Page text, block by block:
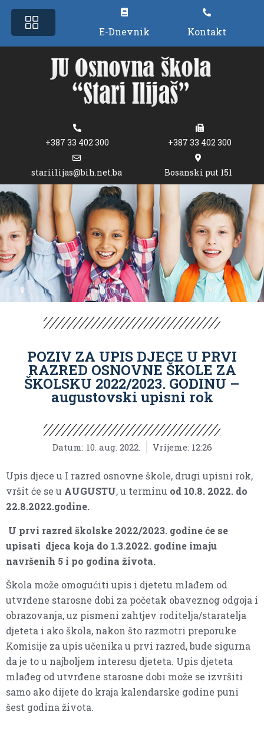
E-Dnevnik Kontakt
+387 33 402 300 +387 33 402 300
stariilijas@bih.net.ba Bosanski put 151
POZIV ZA UPIS DJECE U PRVI
RAZRED OSNOVNE ŠKOLE ZA
ŠKOLSKU 2022/2023. GODINU –
augustovski upisni rok
Datum: 10. aug. 2022. Vrijeme: 12:26
Upis djece u I razred osnovne škole, drugi upisni rok,
vršit će se u AUGUSTU, u terminu od 10.8. 2022. do
22.8.2022.godine.
U prvi razred školske 2022/2023. godine će se
upisati djeca koja do 1.3.2022. godine imaju
navršenih 5 i po godina života.
Škola može omogućiti upis i djetetu mlađem od
utvrđene starosne dobi za početak obaveznog odgoja i
obrazovanja, uz pismeni zahtjev roditelja/staratelja
djeteta i ako škola, nakon što razmotri preporuke
Komisije za upis učenika u prvi razred, bude sigurna
da je to u najboljem interesu djeteta. Upis djeteta
mlađeg od utvrđene starosne dobi može se izvršiti
samo ako dijete do kraja kalendarske godine puni
šest godina života.